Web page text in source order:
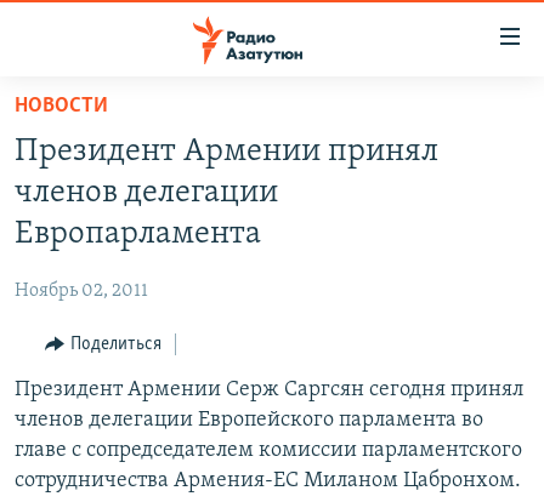
Перейти
основному
содержанию
Перейти
основной
навигации
Перейти
поиску
НОВОСТИ
ПОЛИТИКА
ЭКОНОМИКА
РЕГИОН
НАГОРНЫЙ КАРАБАХ
КУЛЬТУРА
СПОРТ
НОВОСТИ
Президент Армении принял
членов делегации
Европарламента
Ноябрь 02, 2011
Поделиться
Президент Армении Серж Саргсян сегодня принял
членов делегации Европейского парламента во
главе с сопредседателем комиссии парламентского
сотрудничества Армения-ЕС Миланом Цабронхом.